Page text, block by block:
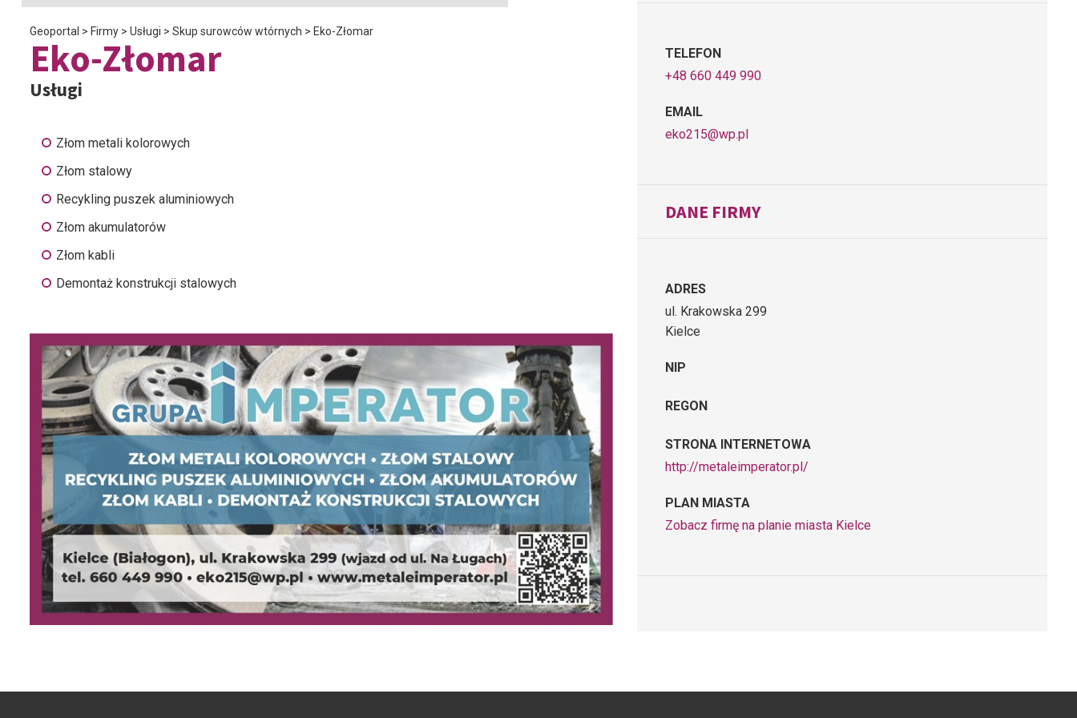
Geoportal > Firmy > Usługi > Skup surowców wtórnych > Eko-Złomar
Eko-Złomar
Usługi
Złom metali kolorowych
Złom stalowy
Recykling puszek aluminiowych
Złom akumulatorów
Złom kabli
Demontaż konstrukcji stalowych
TELEFON
+48 660 449 990
EMAIL
eko215@wp.pl
DANE FIRMY
ADRES
ul. Krakowska 299
Kielce
NIP
REGON
STRONA INTERNETOWA
http://metaleimperator.pl/
PLAN MIASTA
Zobacz firmę na planie miasta Kielce